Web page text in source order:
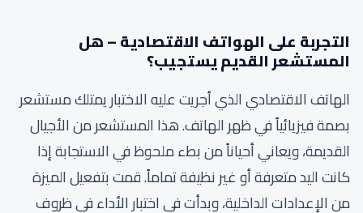
التجربة على الهواتف الاقتصادية – هل
المستشعر القديم يستجيب؟
الهاتف الاقتصادي الذي أجريت عليه الاختبار يمتلك مستشعر
بصمة فيزيائياً في ظهر الهاتف. هذا المستشعر من الأجيال
القديمة، ويعاني أحياناً من بطء ملحوظ في الاستجابة إذا
كانت اليد متعرفة أو غير نظيفة تماماً. قمت بتفعيل الميزة
من الإعدادات الداخلية، وبدأت في اختبار الأداء في ظروف